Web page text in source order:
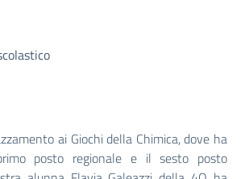
ai Giochi della Chimica, dove ha
posto regionale e il sesto posto